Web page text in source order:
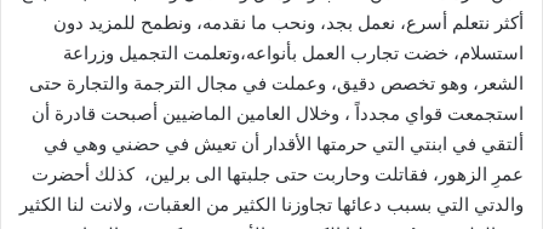
أكثر نتعلم أسرع، نعمل بجد، ونحب ما نقدمه، ونطمح للمزيد دون
استسلام، خضت تجارب العمل بأنواعه،وتعلمت التجميل وزراعة
الشعر، وهو تخصص دقيق، وعملت في مجال الترجمة والتجارة حتى
استجمعت قواي مجدداً ، وخلال العامين الماضيين أصبحت قادرة أن
ألتقي في ابنتي التي حرمتها الأقدار أن تعيش في حضني وهي في
عمرِ الزهور، فقاتلت وحاربت حتى جلبتها الى برلين، كذلك أحضرت
والدتي التي بسبب دعائها تجاوزنا الكثير من العقبات، ولانت لنا الكثير